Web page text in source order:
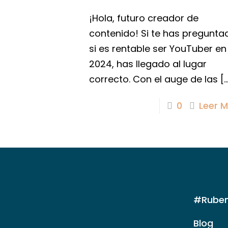
¡Hola, futuro creador de
contenido! Si te has
si es rentable ser YouTuber en
2024, has llegado al lugar
correcto. Con el auge de las […]
0 Leer
Blog